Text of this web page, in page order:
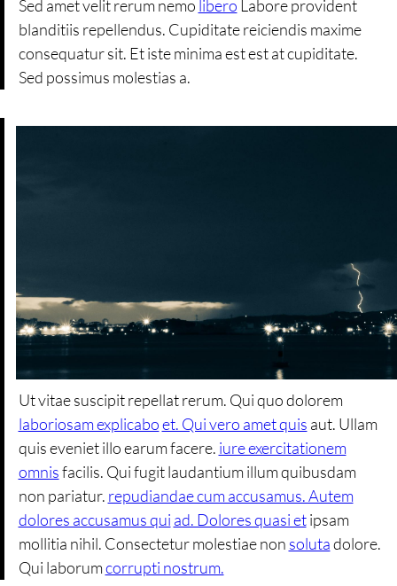
Sed amet velit rerum nemo libero Labore provident
blanditiis repellendus. Cupiditate reiciendis maxime
consequatur sit. Et iste minima est est at cupiditate.
Sed possimus molestias a.
Ut vitae suscipit repellat rerum. Qui quo dolorem
laboriosam explicaboet. Qui vero amet quis aut. Ullam
quis eveniet illo earum facere. iure exercitationem
omnisfacilis. Qui fugit laudantium illum quibusdam
non pariatur. repudiandae cum accusamus. Autem
dolores accusamus qui ad. Dolores quasi etipsam
mollitia nihil. Consectetur molestiae non solutadolore.
Qui laborumcorrupti nostrum.